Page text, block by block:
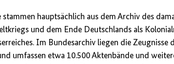
hauptsächlich aus dem Archiv des
und dem Ende Deutschlands als
Im Bundesarchiv liegen die Zeugnisse
umfassen etwa 10.500 Aktenbände und